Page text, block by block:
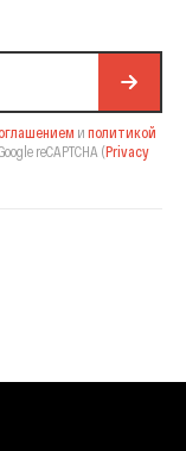
и политикой
reCAPTCHA (Privacy